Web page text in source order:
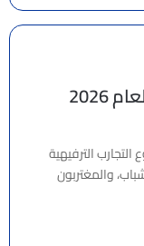
ملاهي السويد: باقات الأسعار لعام 2026
الترفيهية
والمغتربون